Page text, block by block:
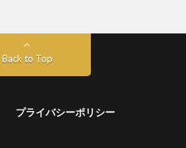
Back to Top
プライバシーポリシー